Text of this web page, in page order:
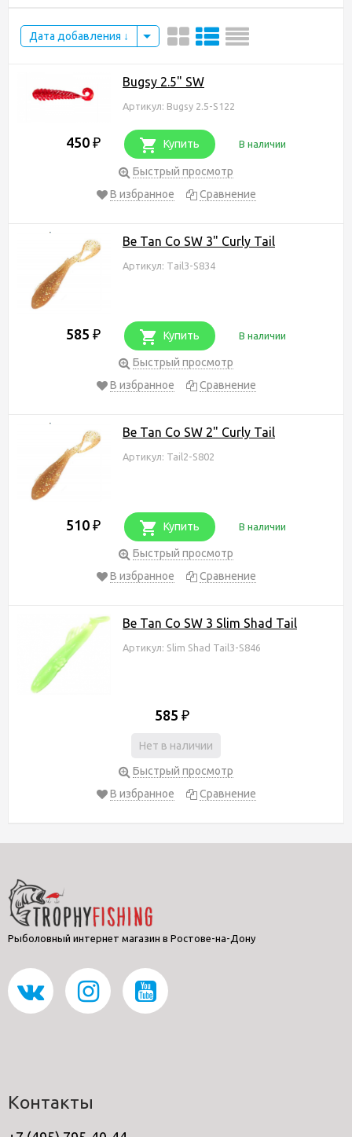
Дата добавления
Bugsy 2.5" SW
Артикул: Bugsy 2.5-S122
450 ₽ Купить В наличии
Быстрый просмотр
В избранное
Сравнение
Be Tan Co SW 3" Curly Tail
Артикул: Тail3-S834
585 ₽ Купить В наличии
Быстрый просмотр
В избранное
Сравнение
Be Tan Co SW 2" Curly Tail
Артикул: Tail2-S802
510 ₽ Купить В наличии
Быстрый просмотр
В избранное
Сравнение
Be Tan Co SW 3 Slim Shad Tail
Артикул: Slim Shad Tail3-S846
585 ₽
Нет в наличии
Быстрый просмотр
В избранное
Сравнение
Рыболовный интернет магазин в Ростове-на-Дону
Контакты